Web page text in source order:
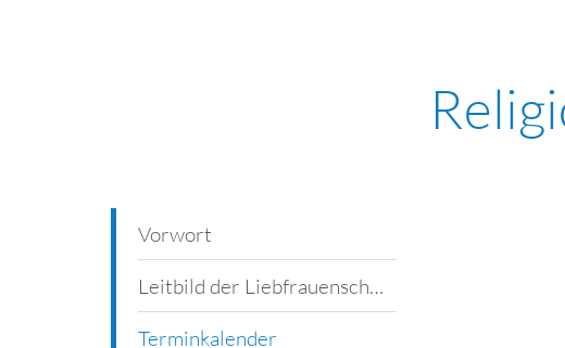
Vorwort
Leitbild der Liebfrauenschule
Terminkalender